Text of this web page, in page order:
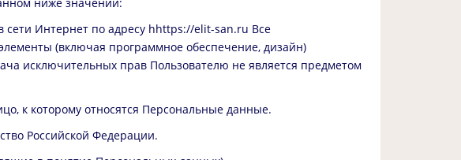
сети Интернет по адресу hhttps://elit-san.ru Все
(включая программное обеспечение, дизайн)
исключительных прав Пользователю не является предметом
к которому относятся Персональные данные.
Российской Федерации.